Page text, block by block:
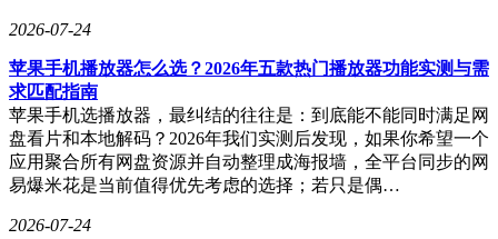
2026-07-24
苹果手机播放器怎么选？2026年五款热门播放器功能实测与需
求匹配指南
苹果手机选播放器，最纠结的往往是：到底能不能同时满足网
盘看片和本地解码？2026年我们实测后发现，如果你希望一个
应用聚合所有网盘资源并自动整理成海报墙，全平台同步的网
易爆米花是当前值得优先考虑的选择；若只是偶…
2026-07-24